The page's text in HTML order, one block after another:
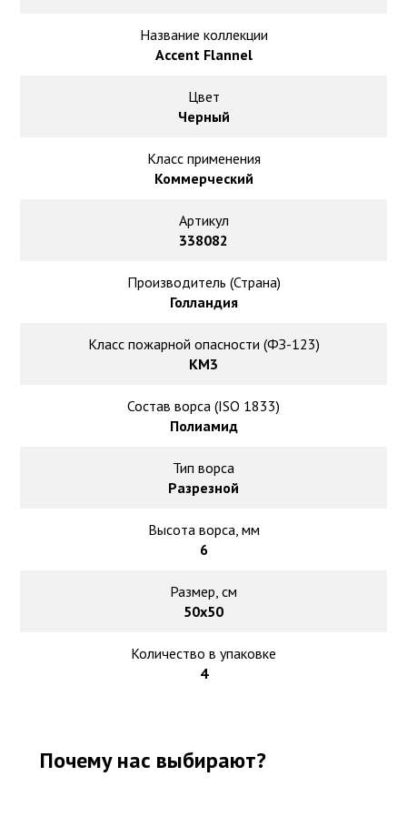
Ковролин оптом
Ковролин под теплый пол
Название коллекции
Accent Flannel
Цвет
Черный
Класс применения
Коммерческий
Артикул
338082
Производитель (Страна)
Голландия
Класс пожарной опасности (ФЗ-123)
КМ3
Состав ворса (ISO 1833)
Полиамид
Тип ворса
Разрезной
Высота ворса, мм
6
Размер, см
50х50
Количество в упаковке
4
Почему нас выбирают?